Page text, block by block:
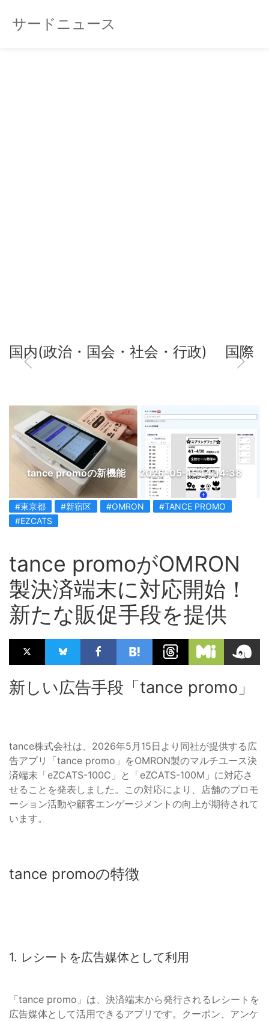
サードニュース
国内(政治・国会・社会・行政) 国際
tance promoの新機能 2026-05-15 14:14:38
#東京都 #新宿区 #OMRON
#TANCE PROMO
#EZCATS
tance promoがOMRON
製決済端末に対応開始！
新たな販促手段を提供
新しい広告手段「tance promo」
tance株式会社は、2026年5月15日より同社が提供する広
告アプリ「tance promo」をOMRON製のマルチユース決
済端末「eZCATS-100C」と「eZCATS-100M」に対応さ
せることを発表しました。この対応により、店舗のプロモ
ーション活動や顧客エンゲージメントの向上が期待されて
います。
tance promoの特徴
1. レシートを広告媒体として利用
「tance promo」は、決済端末から発行されるレシートを
広告媒体として活用できるアプリです。クーポン、アンケ